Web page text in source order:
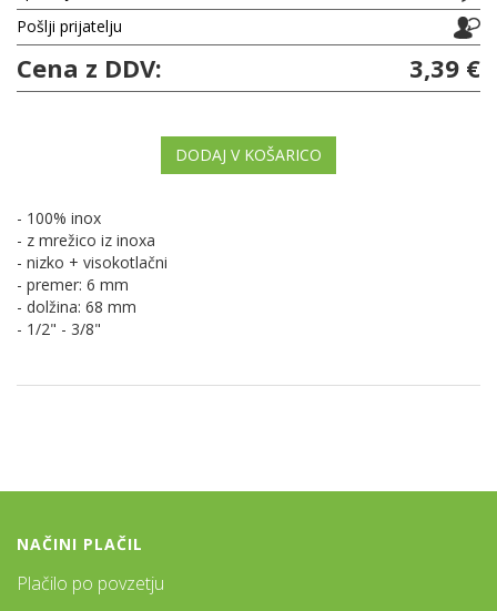
Pošlji prijatelju
Cena z DDV: 3,39 €
DODAJ V KOŠARICO
- 100% inox
- z mrežico iz inoxa
- nizko + visokotlačni
- premer: 6 mm
- dolžina: 68 mm
- 1/2" - 3/8"
NAČINI PLAČIL
Plačilo po povzetju